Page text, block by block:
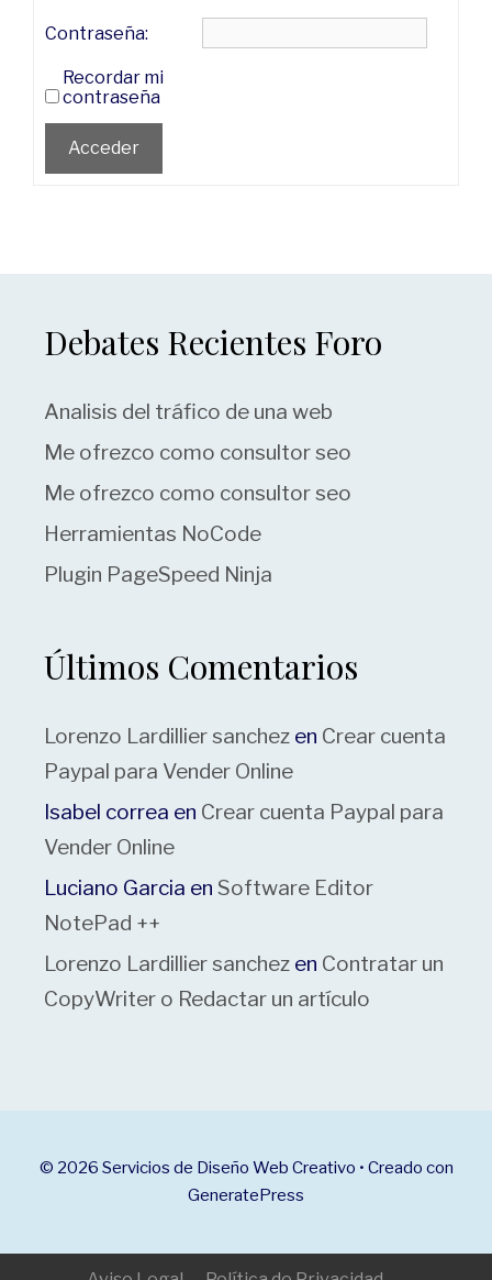
Contraseña:
Recordar mi
contraseña
Acceder
Debates Recientes Foro
Analisis del tráfico de una web
Me ofrezco como consultor seo
Me ofrezco como consultor seo
Herramientas NoCode
Plugin PageSpeed Ninja
Últimos Comentarios
Lorenzo Lardillier sanchez en Crear cuenta
Paypal para Vender Online
Isabel correa en Crear cuenta Paypal para
Vender Online
Luciano Garcia en Software Editor
NotePad ++
Lorenzo Lardillier sanchez en Contratar un
CopyWriter o Redactar un artículo
© 2026 Servicios de Diseño Web Creativo • Creado con
GeneratePress